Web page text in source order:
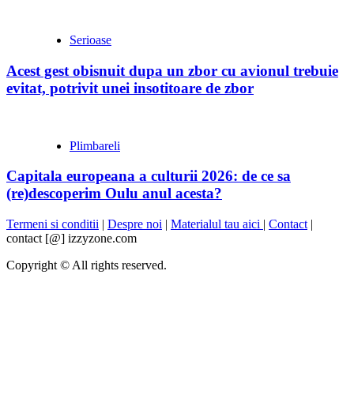
Serioase
Acest gest obisnuit dupa un zbor cu avionul trebuie
evitat, potrivit unei insotitoare de zbor
Plimbareli
Capitala europeana a culturii 2026: de ce sa
(re)descoperim Oulu anul acesta?
Termeni si conditii | Despre noi | Materialul tau aici | Contact |
contact [@] izzyzone.com
Copyright © All rights reserved.